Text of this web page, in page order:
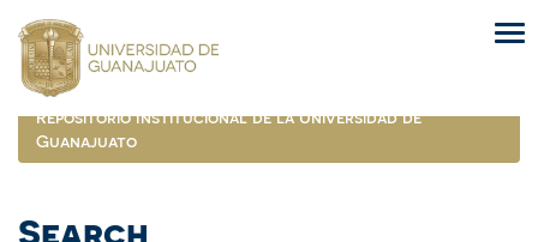
navigation
Repositorio Institucional de la Universidad de
Guanajuato
Search